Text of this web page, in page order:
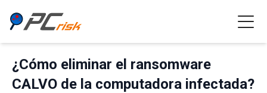
¿Cómo eliminar el ransomware
CALVO de la computadora infectada?